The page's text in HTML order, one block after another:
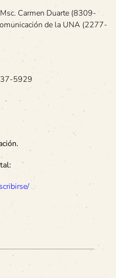
Carmen Duarte (8309-
de la UNA (2277-
5929